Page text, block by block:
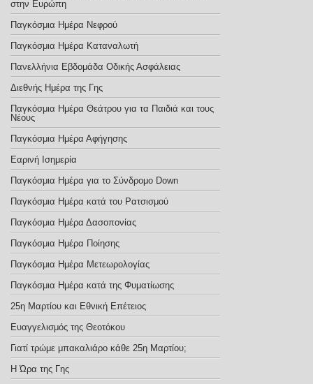
στην Ευρώπη
Παγκόσμια Ημέρα Νεφρού
Παγκόσμια Ημέρα Καταναλωτή
Πανελλήνια Εβδομάδα Οδικής Ασφάλειας
Διεθνής Ημέρα της Γης
Παγκόσμια Ημέρα Θεάτρου για τα Παιδιά και τους
Νέους
Παγκόσμια Ημέρα Αφήγησης
Εαρινή Ισημερία
Παγκόσμια Ημέρα για το Σύνδρομο Down
Παγκόσμια Ημέρα κατά του Ρατσισμού
Παγκόσμια Ημέρα Δασοπονίας
Παγκόσμια Ημέρα Ποίησης
Παγκόσμια Ημέρα Μετεωρολογίας
Παγκόσμια Ημέρα κατά της Φυματίωσης
25η Μαρτίου και Εθνική Επέτειος
Ευαγγελισμός της Θεοτόκου
Γιατί τρώμε μπακαλιάρο κάθε 25η Μαρτίου;
Η Ώρα της Γης